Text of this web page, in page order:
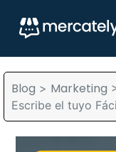
Blog > Marketing
Escribe el tuyo